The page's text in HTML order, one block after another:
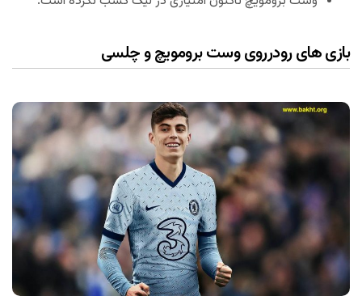
بازی های رودرروی وست برومویچ و چلسی